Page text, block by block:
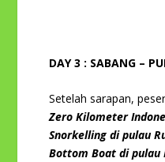
DAY 3 : SABANG –
Setelah sarapan,
Zero Kilometer
Snorkelling di pulau
Bottom Boat di pulau